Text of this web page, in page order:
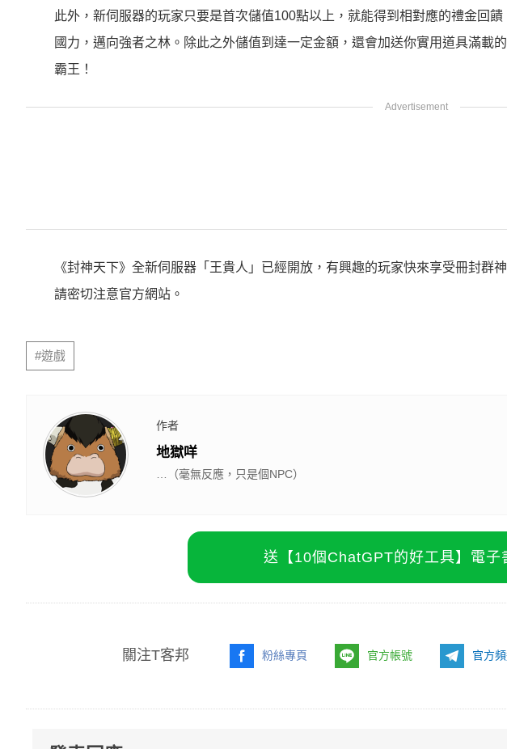
此外，新伺服器的玩家只要是首次儲值100點以上，就能得到相對應的禮金回
國力，邁向強者之林。除此之外儲值到達一定金額，還會加送你實用道具滿載
霸王！
《封神天下》全新伺服器「王貴人」已經開放，有興趣的玩家快來享受冊封群
請密切注意官方網站。
#遊戲
作者
地獄咩
…（毫無反應，只是個NPC）
送【10個ChatGPT的好工具】電子
關注T客邦 粉絲專頁 官方帳號 官方